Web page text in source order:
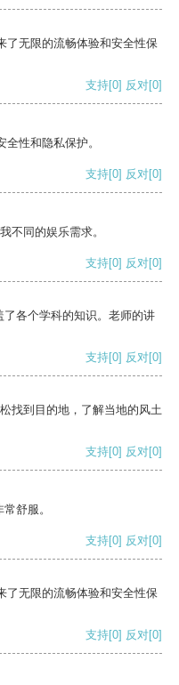
了无限的流畅体验和安全性保
支持[0] 反对[0]
性和隐私保护。
支持[0] 反对[0]
不同的娱乐需求。
支持[0] 反对[0]
各个学科的知识。老师的讲
支持[0] 反对[0]
找到目的地，了解当地的风土
支持[0] 反对[0]
舒服。
支持[0] 反对[0]
了无限的流畅体验和安全性保
支持[0] 反对[0]